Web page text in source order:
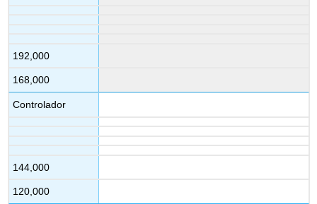
192,000
168,000
Controlador
144,000
120,000